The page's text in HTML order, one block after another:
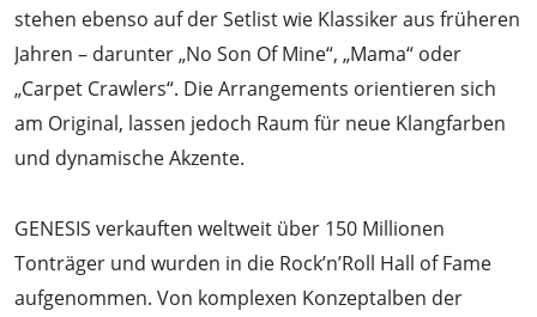
stehen ebenso auf der Setlist wie Klassiker aus früheren
Jahren – darunter „No Son Of Mine“, „Mama“ oder
„Carpet Crawlers“. Die Arrangements orientieren sich
am Original, lassen jedoch Raum für neue Klangfarben
und dynamische Akzente.
GENESIS verkauften weltweit über 150 Millionen
Tonträger und wurden in die Rock’n’Roll Hall of Fame
aufgenommen. Von komplexen Konzeptalben der